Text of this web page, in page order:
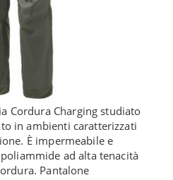
Cordura Charging studiato
in ambienti caratterizzati
È impermeabile e
ad alta tenacità
Pantalone